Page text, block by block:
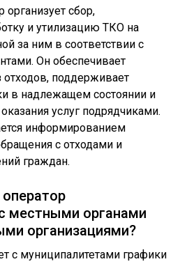
организует сбор,
и утилизацию ТКО на
за ним в соответствии с
Он обеспечивает
поддерживает
в надлежащем состоянии и
услуг подрядчиками.
информированием
с отходами и
граждан.
местными органами
организациями?
с муниципалитетами графики